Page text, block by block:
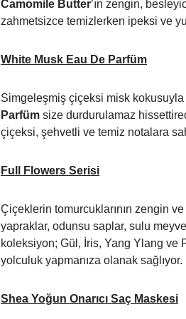
Camomile Butter’ın zengin,
zahmetsizce temizlerken ipeksi ve
White Musk Eau De Parfüm
Simgeleşmiş çiçeksi misk
Parfüm size durdurulamaz
çiçeksi, şehvetli ve temiz notalara
Full Flowers Serisi
Çiçeklerin tomurcuklarının zengin
yapraklar, odunsu saplar, sulu
koleksiyon; Gül, İris, Yang Ylang ve
yolculuk yapmanıza olanak sağlıyor.
Shea Yoğun Onarıcı Saç Maskesi